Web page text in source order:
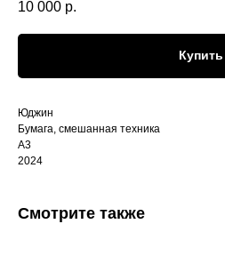
10 000 р.
Купить
Юджин
Бумага, смешанная техника
А3
2024
Смотрите также